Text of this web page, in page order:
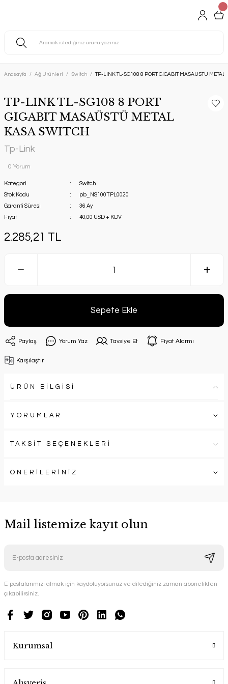
Anasayfa Ağ Ürünleri Switch TP-LINK TL-SG108 8 PORT GIGABIT MASAÜSTÜ METAL
TP-LINK TL-SG108 8 PORT
GIGABIT MASAÜSTÜ METAL
KASA SWITCH
Tp-Link
0 Yorum
Kategori
Switch
Stok Kodu
pb_NS100TPL0020
Garanti Süresi
36 Ay
Fiyat
40,00 USD + KDV
2.285,21 TL
Sepete Ekle
Paylaş Yorum Yaz Tavsiye Et Fiyat Alarmı
Karşılaştır
ÜRÜN BİLGİSİ
YORUMLAR
TAKSİT SEÇENEKLERİ
ÖNERİLERİNİZ
Mail listemize kayıt olun
E-postalarımızı almak için kaydoluyorsunuz ve dilediğiniz zaman abonelikten
çıkabilirsiniz.
Kurumsal